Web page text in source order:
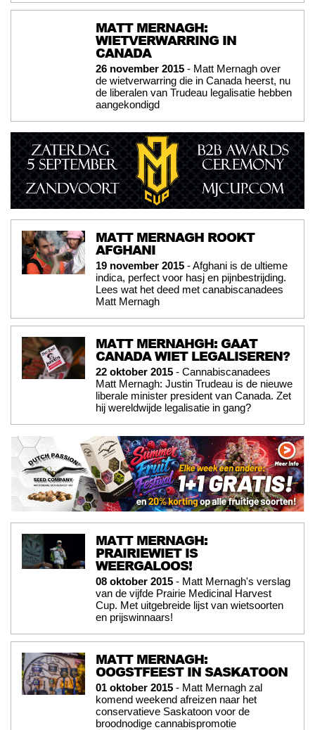
MATT MERNAGH:
WIETVERWARRING IN
CANADA
26 november 2015 - Matt Mernagh over
de wietverwarring die in Canada heerst, nu
de liberalen van Trudeau legalisatie hebben
aangekondigd
MATT MERNAGH ROOKT
AFGHANI
19 november 2015 - Afghani is de ultieme
indica, perfect voor hasj en pijnbestrijding.
Lees wat het deed met canabiscanadees
Matt Mernagh
MATT MERNAHGH: GAAT
CANADA WIET LEGALISEREN?
22 oktober 2015 - Cannabiscanadees
Matt Mernagh: Justin Trudeau is de nieuwe
liberale minister president van Canada. Zet
hij wereldwijde legalisatie in gang?
MATT MERNAGH:
PRAIRIEWIET IS
WEERGALOOS!
08 oktober 2015 - Matt Mernagh's verslag
van de vijfde Prairie Medicinal Harvest
Cup. Met uitgebreide lijst van wietsoorten
en prijswinnaars!
MATT MERNAGH:
OOGSTFEEST IN SASKATOON
01 oktober 2015 - Matt Mernagh zal
komend weekend afreizen naar het
conservatieve Saskatoon voor de
broodnodige cannabispromotie